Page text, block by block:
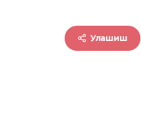
Улашиш